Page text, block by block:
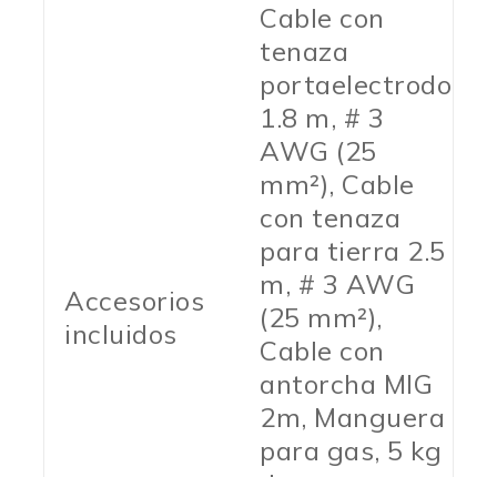
Accesorios
incluidos
Cable con
tenaza
portaelectrodo
1.8 m, # 3
AWG (25
mm²), Cable
con tenaza
para tierra 2.5
m, # 3 AWG
(25 mm²),
Cable con
antorcha MIG
2m, Manguera
para gas, 5 kg